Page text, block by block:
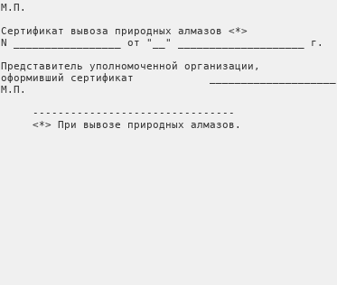
М.П.
Сертификат вывоза природных алмазов <*>
N _________________ от "__" ____________________ г.
Представитель уполномоченной организации,
оформивший сертификат            ____________________
М.П.
     --------------------------------
     <*> При вывозе природных алмазов.